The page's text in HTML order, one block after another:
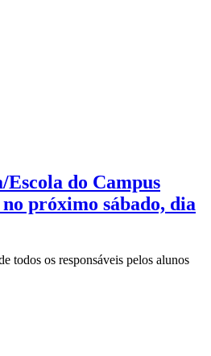
do Campus
próximo sábado, dia
todos os responsáveis pelos alunos